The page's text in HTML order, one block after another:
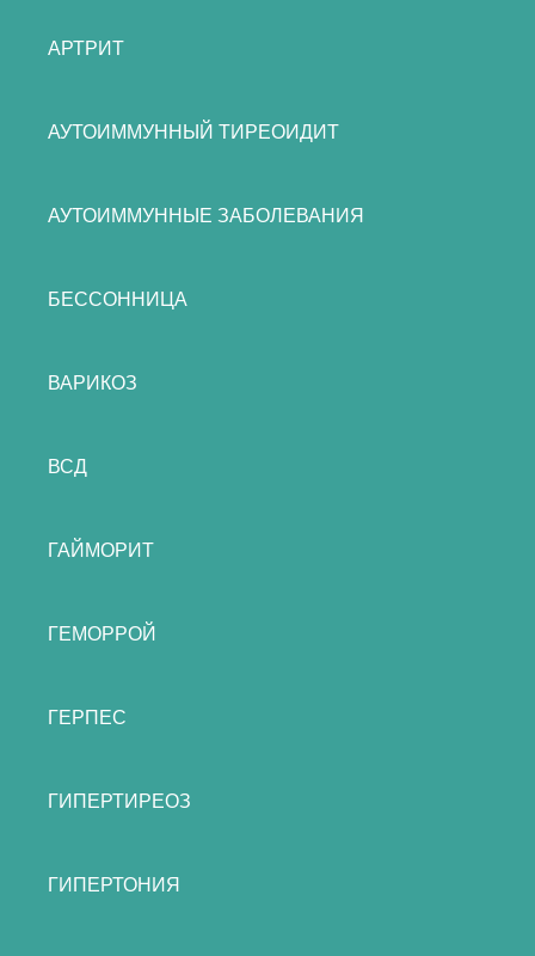
АРТРИТ
АУТОИММУННЫЙ ТИРЕОИДИТ
АУТОИММУННЫЕ ЗАБОЛЕВАНИЯ
БЕССОННИЦА
ВАРИКОЗ
ВСД
ГАЙМОРИТ
ГЕМОРРОЙ
ГЕРПЕС
ГИПЕРТИРЕОЗ
ГИПЕРТОНИЯ